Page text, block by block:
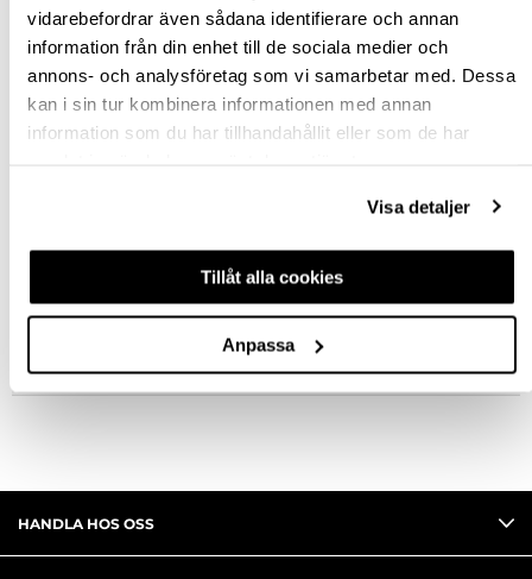
vidarebefordrar även sådana identifierare och annan
information från din enhet till de sociala medier och
annons- och analysföretag som vi samarbetar med. Dessa
kan i sin tur kombinera informationen med annan
information som du har tillhandahållit eller som de har
Visa detaljer
Tillåt alla cookies
Anpassa
Snabba leveranser
Hämta i butik
Ledande leverantör i Sverige
FRÅGA OM PRODUKT
HANDLA HOS OSS